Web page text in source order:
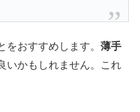
おすすめします。 薄手
いかもしれません。これ